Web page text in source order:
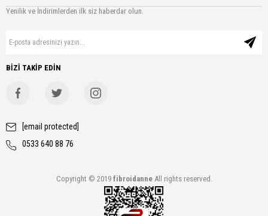
Yenilik ve İndirimlerden ilk siz haberdar olun.
BİZİ TAKİP EDİN
[email protected]
0533 640 88 76
Copyright © 2019 fibroidanneAll rights reserved.